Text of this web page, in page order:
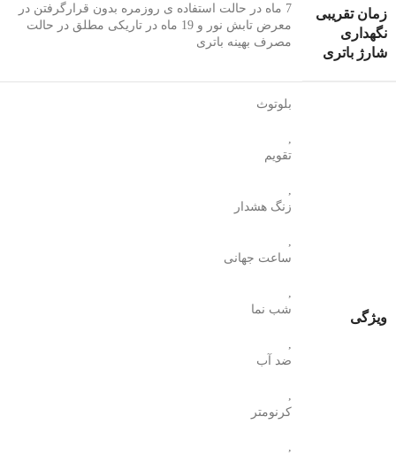
زمان تقریبی
نگهداری
شارژ باتری
7 ماه در حالت استفاده ی روزمره بدون قرارگرفتن در
معرض تابش نور و 19 ماه در تاریکی مطلق در حالت
مصرف بهینه باتری
ویژگی
بلوتوث
تقویم
زنگ هشدار
ساعت جهانی
شب‌ نما
ضد آب
کرنومتر